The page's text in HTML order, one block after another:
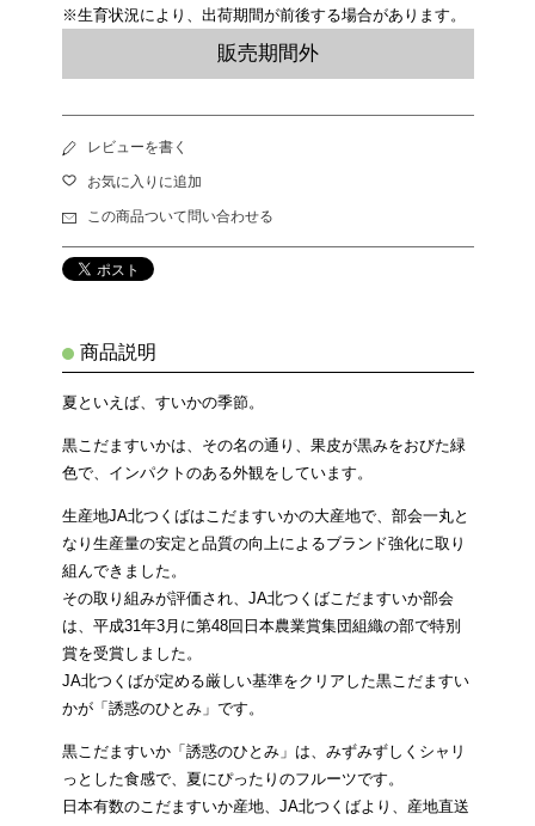
※生育状況により、出荷期間が前後する場合があります。
販売期間外
レビューを書く
お気に入りに追加
この商品ついて問い合わせる
商品説明
夏といえば、すいかの季節。
黒こだますいかは、その名の通り、果皮が黒みをおびた緑
色で、インパクトのある外観をしています。
生産地JA北つくばはこだますいかの大産地で、部会一丸と
なり生産量の安定と品質の向上によるブランド強化に取り
組んできました。
その取り組みが評価され、JA北つくばこだますいか部会
は、平成31年3月に第48回日本農業賞集団組織の部で特別
賞を受賞しました。
JA北つくばが定める厳しい基準をクリアした黒こだますい
かが「誘惑のひとみ」です。
黒こだますいか「誘惑のひとみ」は、みずみずしくシャリ
っとした食感で、夏にぴったりのフルーツです。
日本有数のこだますいか産地、JA北つくばより、産地直送